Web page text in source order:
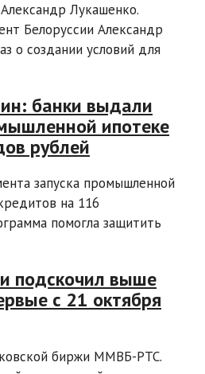
Лукашенко.
Белоруссии Александр
о создании условий для
банки выдали
ипотеке
рублей
запуска промышленной
на 116
помогла защитить
подскочил выше
с 21 октября
биржи ММВБ-РТС.